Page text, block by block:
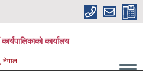
कार्यालय
नेपाल